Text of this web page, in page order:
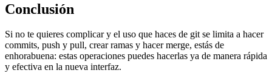
Conclusión
Si no te quieres complicar y el uso que haces de git se limita a hacer
commits, push y pull, crear ramas y hacer merge, estás de
enhorabuena: estas operaciones puedes hacerlas ya de manera rápida
y efectiva en la nueva interfaz.